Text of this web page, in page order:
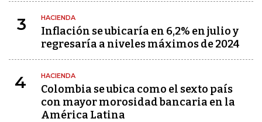
3 HACIENDA
Inflación se ubicaría en 6,2% en julio y
regresaría a niveles máximos de 2024
4 HACIENDA
Colombia se ubica como el sexto país
con mayor morosidad bancaria en la
América Latina